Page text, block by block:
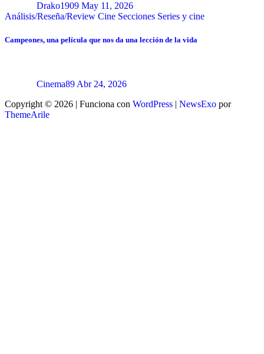
Drako1909 May 11, 2026
Análisis/Reseña/Review Cine Secciones Series y cine
Campeones, una película que nos da una lección de la vida
Cinema89 Abr 24, 2026
Copyright © 2026 | Funciona con WordPress | NewsExo por
ThemeArile